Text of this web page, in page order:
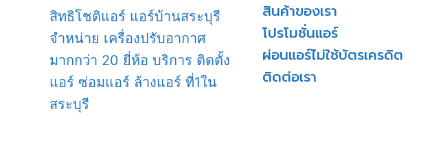
สิทธิโชติแอร์ แอร์บ้านสระบุรี
จำหน่าย เครื่องปรับอากาศ
มากกว่า 20 ยี่ห้อ บริการ ติดตั้ง
แอร์ ซ่อมแอร์ ล้างแอร์ ที่1ใน
สระบุรี
สินค้าของเรา
โปรโมชั่นแอร์
ผ่อนแอร์ไม่ใช้บัตรเครดิต
ติดต่อเรา